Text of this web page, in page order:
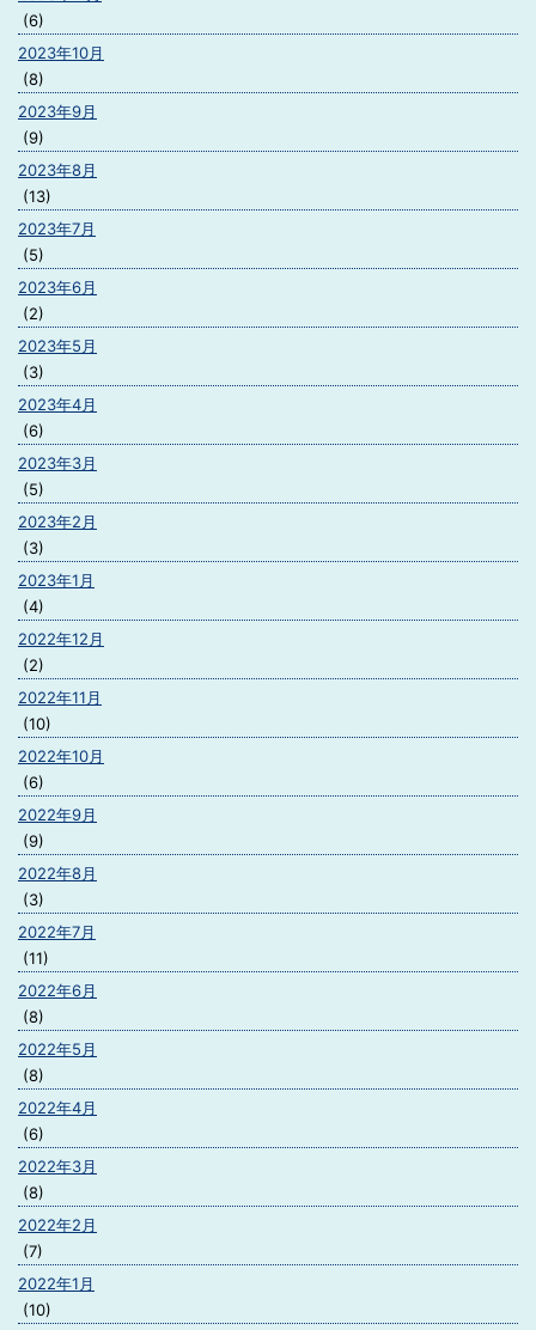
(6)
2023年10月
(8)
2023年9月
(9)
2023年8月
(13)
2023年7月
(5)
2023年6月
(2)
2023年5月
(3)
2023年4月
(6)
2023年3月
(5)
2023年2月
(3)
2023年1月
(4)
2022年12月
(2)
2022年11月
(10)
2022年10月
(6)
2022年9月
(9)
2022年8月
(3)
2022年7月
(11)
2022年6月
(8)
2022年5月
(8)
2022年4月
(6)
2022年3月
(8)
2022年2月
(7)
2022年1月
(10)